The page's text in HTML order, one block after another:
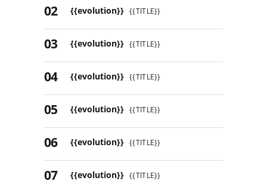
{{evolution}} {{TITLE}}
{{evolution}} {{TITLE}}
{{evolution}} {{TITLE}}
{{evolution}} {{TITLE}}
{{evolution}} {{TITLE}}
{{evolution}} {{TITLE}}